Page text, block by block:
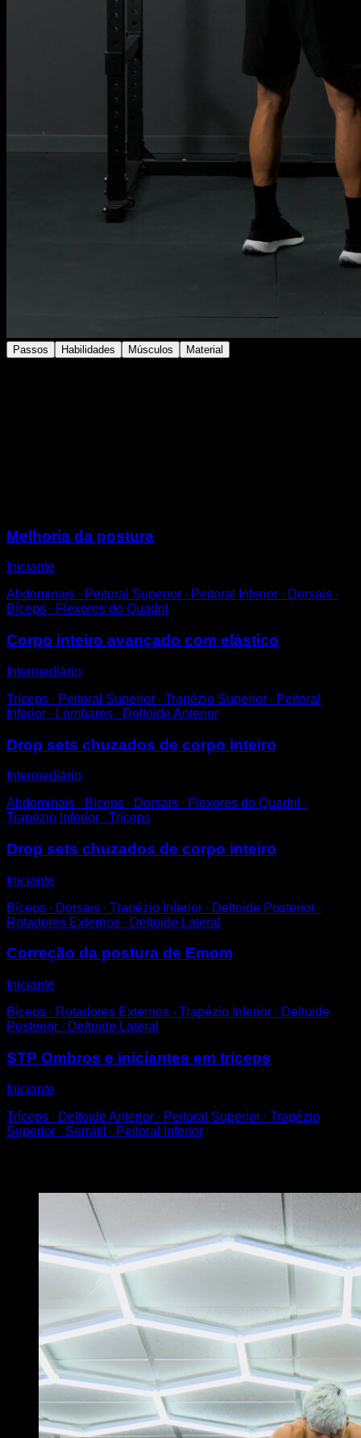
Passos Habilidades Músculos Material
Melhoria da postura
Iniciante
Abdominais ∙ Peitoral Superior ∙ Peitoral Inferior ∙ Dorsais ∙
Bíceps ∙ Flexores do Quadril
Corpo inteiro avançado com elástico
Intermediário
Tríceps ∙ Peitoral Superior ∙ Trapézio Superior ∙ Peitoral
Inferior ∙ Lombares ∙ Deltoide Anterior
Drop sets chuzados de corpo inteiro
Intermediário
Abdominais ∙ Bíceps ∙ Dorsais ∙ Flexores do Quadril ∙
Trapézio Inferior ∙ Tríceps
Drop sets chuzados de corpo inteiro
Iniciante
Bíceps ∙ Dorsais ∙ Trapézio Inferior ∙ Deltoide Posterior ∙
Rotadores Externos ∙ Deltoide Lateral
Correção da postura de Emom
Iniciante
Bíceps ∙ Rotadores Externos ∙ Trapézio Inferior ∙ Deltoide
Posterior ∙ Deltoide Lateral
STP Ombros e iniciantes em tríceps
Iniciante
Tríceps ∙ Deltoide Anterior ∙ Peitoral Superior ∙ Trapézio
Superior ∙ Serrátil ∙ Peitoral Inferior